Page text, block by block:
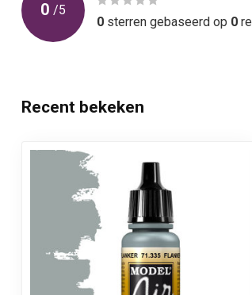
0 /5
0 sterren gebaseerd op 0
Recent bekeken